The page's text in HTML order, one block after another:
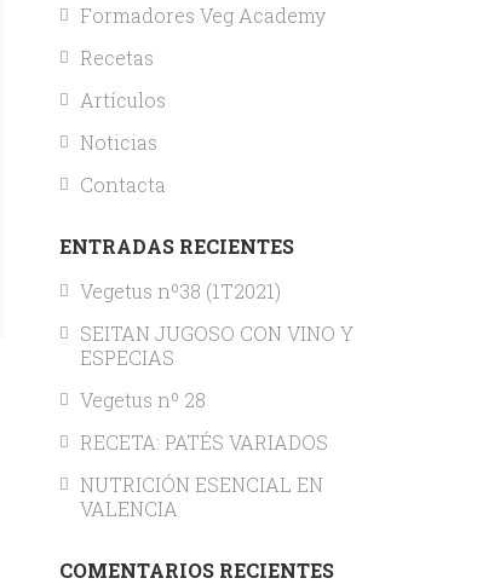
Formadores Veg Academy
Recetas
Artículos
Noticias
Contacta
ENTRADAS RECIENTES
Vegetus nº38 (1T2021)
SEITAN JUGOSO CON VINO Y
ESPECIAS
Vegetus nº 28
RECETA: PATÉS VARIADOS
NUTRICIÓN ESENCIAL EN
VALENCIA
COMENTARIOS RECIENTES